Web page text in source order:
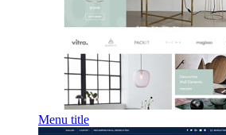
Menu title